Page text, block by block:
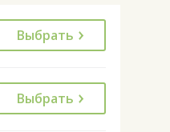
Выбрать
Выбрать